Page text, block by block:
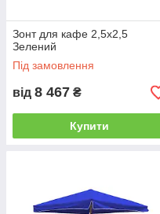
Зонт для кафе 2,5х2,5
Зелений
Під замовлення
від 8 467 ₴
Купити